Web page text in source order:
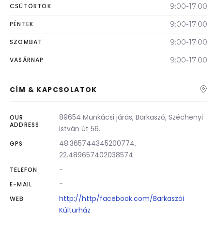
CSÜTÖRTÖK 9:00-17:00
PÉNTEK 9:00-17:00
SZOMBAT 9:00-17:00
VASÁRNAP 9:00-17:00
CÍM & KAPCSOLATOK
OUR
ADDRESS
89654 Munkácsi járás, Barkaszó, Széchenyi
István út 56.
GPS
48.365744345200774,
22.489657402038574
TELEFON -
E-MAIL -
WEB
http://http/facebook.com/Barkaszói
Kúlturház